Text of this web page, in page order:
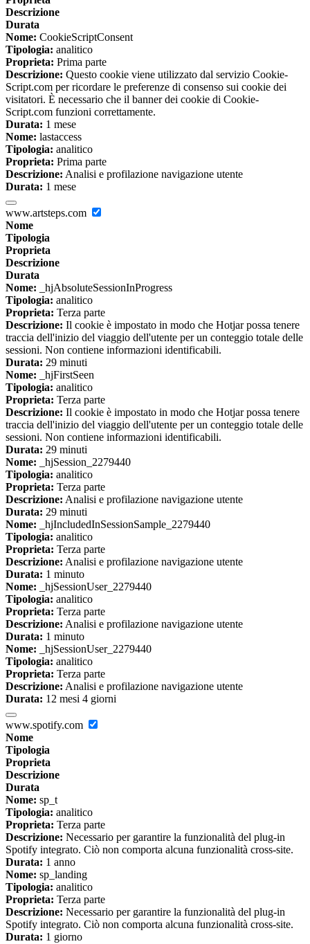
Descrizione
Durata
Nome: CookieScriptConsent
Tipologia: analitico
Proprieta: Prima parte
Descrizione: Questo cookie viene utilizzato dal servizio Cookie-
Script.com per ricordare le preferenze di consenso sui cookie dei
visitatori. È necessario che il banner dei cookie di Cookie-
Script.com funzioni correttamente.
Durata: 1 mese
Nome: lastaccess
Tipologia: analitico
Proprieta: Prima parte
Descrizione: Analisi e profilazione navigazione utente
Durata: 1 mese
www.artsteps.com
Nome
Tipologia
Proprieta
Descrizione
Durata
Nome: _hjAbsoluteSessionInProgress
Tipologia: analitico
Proprieta: Terza parte
Descrizione: Il cookie è impostato in modo che Hotjar possa tenere
traccia dell'inizio del viaggio dell'utente per un conteggio totale delle
sessioni. Non contiene informazioni identificabili.
Durata: 29 minuti
Nome: _hjFirstSeen
Tipologia: analitico
Proprieta: Terza parte
Descrizione: Il cookie è impostato in modo che Hotjar possa tenere
traccia dell'inizio del viaggio dell'utente per un conteggio totale delle
sessioni. Non contiene informazioni identificabili.
Durata: 29 minuti
Nome: _hjSession_2279440
Tipologia: analitico
Proprieta: Terza parte
Descrizione: Analisi e profilazione navigazione utente
Durata: 29 minuti
Nome: _hjIncludedInSessionSample_2279440
Tipologia: analitico
Proprieta: Terza parte
Descrizione: Analisi e profilazione navigazione utente
Durata: 1 minuto
Nome: _hjSessionUser_2279440
Tipologia: analitico
Proprieta: Terza parte
Descrizione: Analisi e profilazione navigazione utente
Durata: 1 minuto
Nome: _hjSessionUser_2279440
Tipologia: analitico
Proprieta: Terza parte
Descrizione: Analisi e profilazione navigazione utente
Durata: 12 mesi 4 giorni
www.spotify.com
Nome
Tipologia
Proprieta
Descrizione
Durata
Nome: sp_t
Tipologia: analitico
Proprieta: Terza parte
Descrizione: Necessario per garantire la funzionalità del plug-in
Spotify integrato. Ciò non comporta alcuna funzionalità cross-site.
Durata: 1 anno
Nome: sp_landing
Tipologia: analitico
Proprieta: Terza parte
Descrizione: Necessario per garantire la funzionalità del plug-in
Spotify integrato. Ciò non comporta alcuna funzionalità cross-site.
Durata: 1 giorno